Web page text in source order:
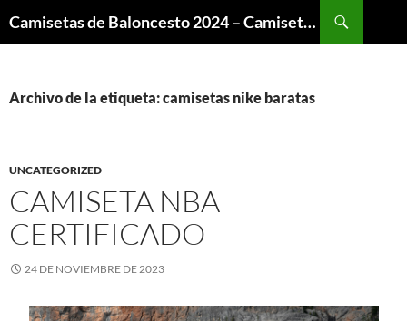
Camisetas de Baloncesto 2024 – Camisetas NBA
Archivo de la etiqueta: camisetas nike baratas
UNCATEGORIZED
CAMISETA NBA
CERTIFICADO
24 DE NOVIEMBRE DE 2023